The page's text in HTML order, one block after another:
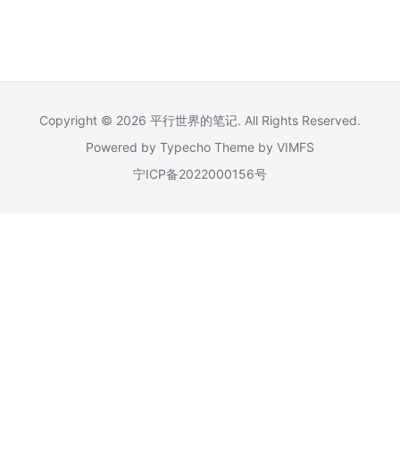
Copyright © 2026 平行世界的笔记. All Rights Reserved.
Powered by Typecho Theme by VIMFS
宁ICP备2022000156号